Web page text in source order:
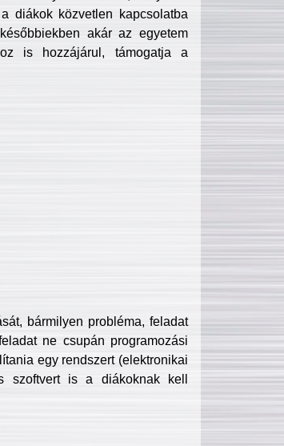
diákok közvetlen kapcsolatba
akár az egyetem
is hozzájárul, támogatja a
bármilyen probléma, feladat
ne csupán programozási
egy rendszert (elektronikai
szoftvert is a diákoknak kell